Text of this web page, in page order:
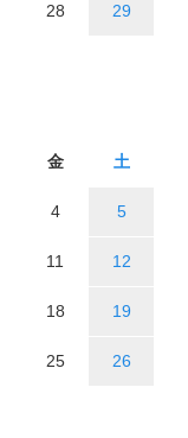
28 29
金 土
4 5
11 12
18 19
25 26